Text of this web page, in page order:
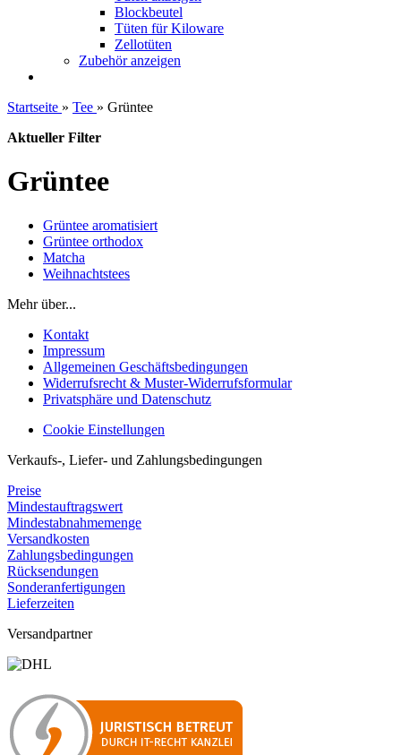
Blockbeutel
Tüten für Kiloware
Zellotüten
Zubehör anzeigen
Startseite » Tee » Grüntee
Aktueller Filter
Grüntee
Grüntee aromatisiert
Grüntee orthodox
Matcha
Weihnachtstees
Mehr über...
Kontakt
Impressum
Allgemeinen Geschäftsbedingungen
Widerrufsrecht & Muster-Widerrufsformular
Privatsphäre und Datenschutz
Cookie Einstellungen
Verkaufs-, Liefer- und Zahlungsbedingungen
Preise
Mindestauftragswert
Mindestabnahmemenge
Versandkosten
Zahlungsbedingungen
Rücksendungen
Sonderanfertigungen
Lieferzeiten
Versandpartner